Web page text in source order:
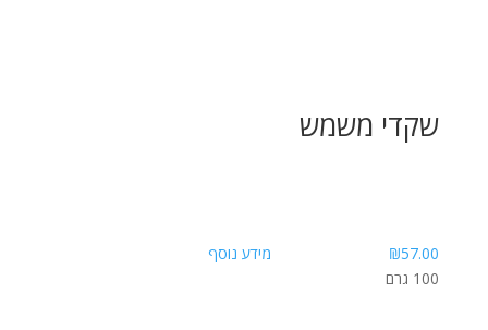
שקדי משמש
₪57.00
מידע נוסף
100 גרם